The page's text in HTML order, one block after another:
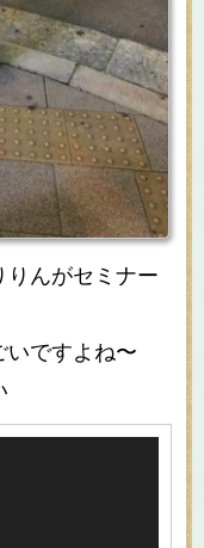
りんがセミナー
いですよね〜